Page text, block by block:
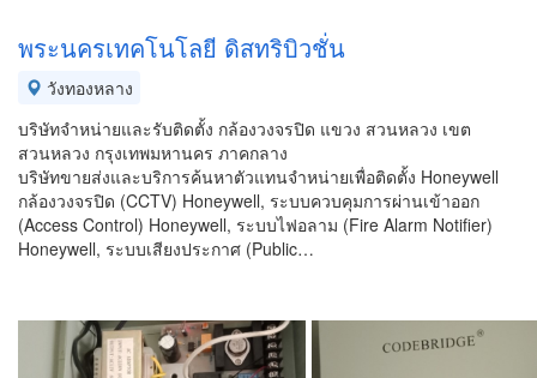
พระนครเทคโนโลยี ดิสทริบิวชั่น
วังทองหลาง
บริษัทจำหน่ายและรับติดตั้ง กล้องวงจรปิด แขวง สวนหลวง เขต
สวนหลวง กรุงเทพมหานคร ภาคกลาง
บริษัทขายส่งและบริการค้นหาตัวแทนจำหน่ายเพื่อติดตั้ง Honeywell
กล้องวงจรปิด (CCTV) Honeywell, ระบบควบคุมการผ่านเข้าออก
(Access Control) Honeywell, ระบบไฟอลาม (Fire Alarm Notifier)
Honeywell, ระบบเสียงประกาศ (Public…